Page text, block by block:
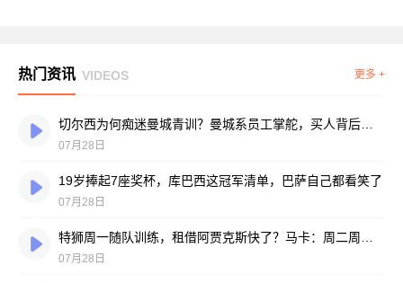
热门资讯 VIDEOS 更多 +
07月28日
19岁捧起7座奖杯，库巴西这冠军清单，巴萨自己都看笑了
07月28日
07月28日